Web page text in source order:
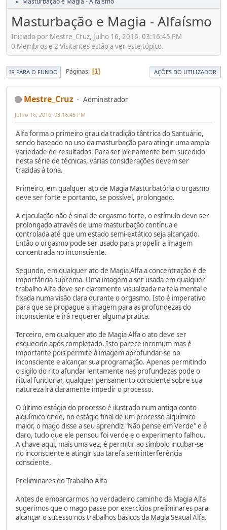
►
Masturbação e Magia - Alfaísmo
Iniciado por Mestre_Cruz, Julho 16, 2016, 03:16:45 PM
0 Membros e 2 Visitantes estão a ver este tópico.
IR PARA O FUNDO Páginas 1 AÇÕES DO UTILIZADOR
Mestre_Cruz Administrador
Julho 16, 2016, 03:16:45 PM
Alfa forma o primeiro grau da tradição tântrica do Santuário,
sendo baseado no uso da masturbação para atingir uma ampla
variedade de resultados. Para ser plenamente bem sucedido
nesta série de técnicas, várias considerações devem ser
trazidas à tona.
Primeiro, em qualquer ato de Magia Masturbatória o orgasmo
deve ser forte e portanto, se possível, prolongado.
A ejaculação não é sinal de orgasmo forte, o estímulo deve ser
prolongado através de uma masturbação contínua e
controlada até que um estado semi-extático seja alcançado.
Então o orgasmo pode ser usado para propelir a imagem
concentrada no inconsciente.
Segundo, em qualquer ato de Magia Alfa a concentração é de
importância suprema. Uma imagem a ser usada em qualquer
trabalho Alfa deve ser claramente visualizada na tela mental e
fixada numa visão clara durante o orgasmo. Isto é imperativo
para que se propague a imagem para as profundezas do
inconsciente e irá requerer alguma prática.
Terceiro, em qualquer ato de Magia Alfa o ato deve ser
esquecido após completado. Isto parece incomum mas é
importante pois permite à imagem aprofundar-se no
inconsciente e alcançar sua programação. Apenas permitindo
o sigilo do rito afundar lentamente nas profundezas pode o
ritual funcionar, qualquer pensamento consciente sobre sua
natureza irá claramente impedir o processo.
O último estágio do processo é ilustrado num antigo conto
alquímico onde, no estágio final de um processo alquímico
maior, o mago disse a seu aprendiz "Não pense em Verde" e é
claro, tudo que ele pensou foi verde e o experimento falhou.
A chave aqui, mais uma vez, é permitir ao símbolo incubar-se
no inconsciente e atingir sua tarefa sem interferência
consciente.
Preliminares do Trabalho Alfa
Antes de embarcarmos no verdadeiro caminho da Magia Alfa
sugerimos que o mago passe por exercícios preliminares para
alcançar o sucesso nos trabalhos básicos da Magia Sexual Alfa.